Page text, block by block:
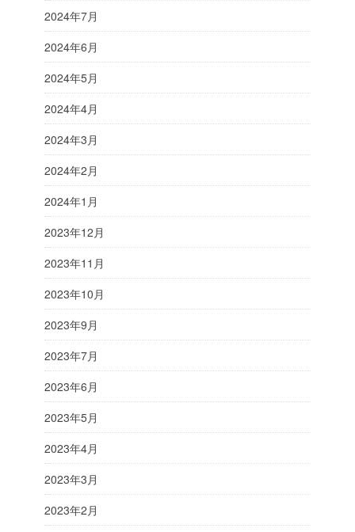
2024年7月
2024年6月
2024年5月
2024年4月
2024年3月
2024年2月
2024年1月
2023年12月
2023年11月
2023年10月
2023年9月
2023年7月
2023年6月
2023年5月
2023年4月
2023年3月
2023年2月